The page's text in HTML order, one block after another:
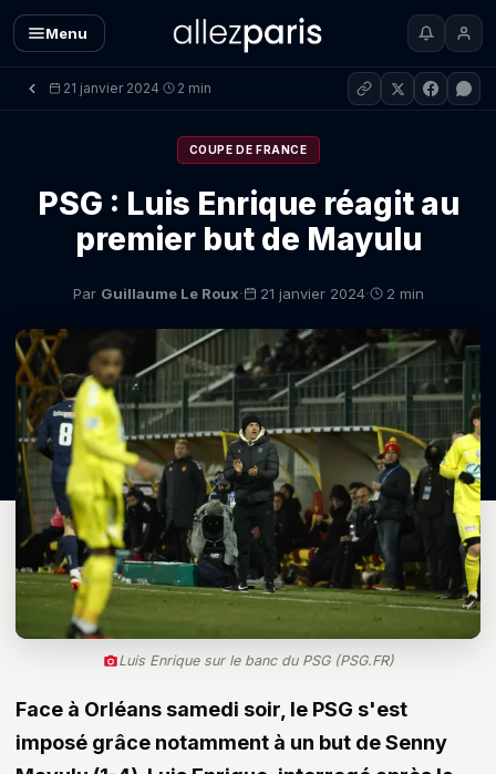
Menu
21 janvier 2024· 2 min
COUPE DE FRANCE
PSG : Luis Enrique réagit au
premier but de Mayulu
Par Guillaume Le Roux· 21 janvier 2024· 2 min
Luis Enrique sur le banc du PSG (PSG.FR)
Face à Orléans samedi soir, le PSG s'est
imposé grâce notamment à un but de Senny